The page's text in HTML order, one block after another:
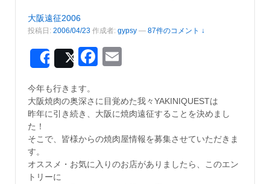
大阪遠征2006
投稿日: 2006/04/23 作成者: gypsy — 87件のコメント ↓
SharePostFacebook
今年も行きます。
大阪焼肉の奥深さに目覚めた我々YAKINIQUESTは
昨年に引き続き、大阪に焼肉遠征することを決めまし
た！
そこで、皆様からの焼肉屋情報を募集させていただきま
す。
オススメ・お気に入りのお店がありましたら、このエン
トリーに